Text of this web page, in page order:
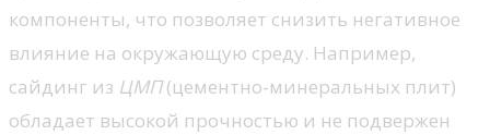
компоненты, что позволяет снизить негативное
влияние на окружающую среду. Например,
сайдинг из ЦМП(цементно-минеральных плит)
обладает высокой прочностью и не подвержен